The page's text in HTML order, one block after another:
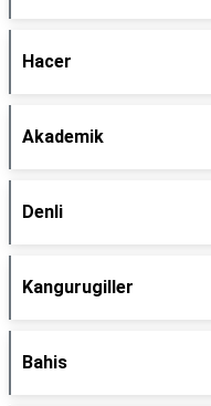
Hacer
Akademik
Denli
Kangurugiller
Bahis